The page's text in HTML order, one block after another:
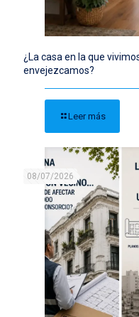
¿La casa en la que
envejezcamos?
Leer más
08/07/2026